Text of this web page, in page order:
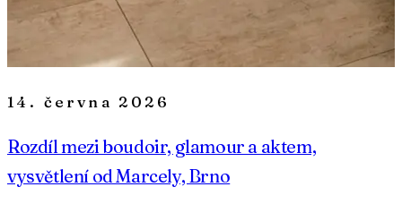
14. června 2026
Rozdíl mezi boudoir, glamour a aktem,
vysvětlení od Marcely, Brno